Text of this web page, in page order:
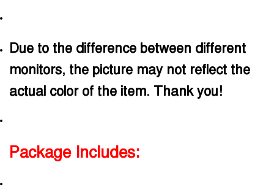
Due to the difference between different
monitors, the picture may not reflect the
actual color of the item. Thank you!
Package Includes: